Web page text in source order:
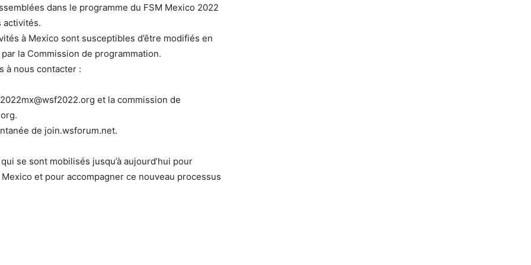
dans le programme du FSM Mexico 2022
activités.
à Mexico sont susceptibles d’être modifiés en
la Commission de programmation.
à nous contacter :
et la commission de
de join.wsforum.net.
se sont mobilisés jusqu’à aujourd’hui pour
et pour accompagner ce nouveau processus